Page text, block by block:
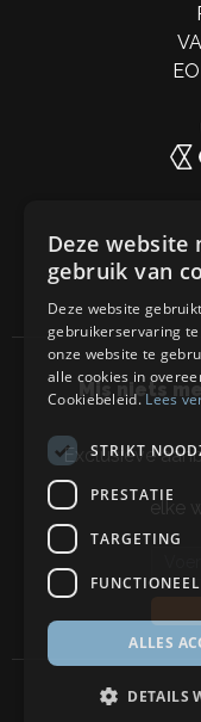
Mis niets
Exclusieve
elke
Deze website
gebruik van
Deze website
gebruikerservaring
onze website te
alle cookies in
Cookiebeleid.Lees
STRIKT
PRESTATIE
TARGETING
FUNCTIONEEL
ALLES
DETAILS